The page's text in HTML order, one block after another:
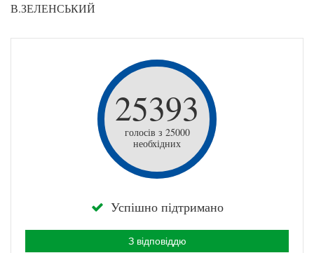
В.ЗЕЛЕНСЬКИЙ
25393
голосів з 25000
необхідних
Успішно підтримано
З відповіддю